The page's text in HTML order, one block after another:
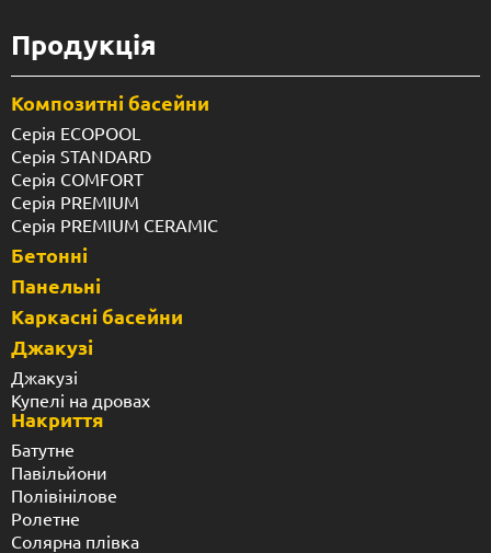
Продукція
Композитні басейни
Серія ECOPOOL
Серія STANDARD
Серія COMFORT
Серія PREMIUM
Серія PREMIUM CERAMIC
Бетонні
Панельні
Каркасні басейни
Джакузі
Джакузі
Купелі на дровах
Накриття
Батутне
Павільйони
Полівінілове
Ролетне
Солярна плівка